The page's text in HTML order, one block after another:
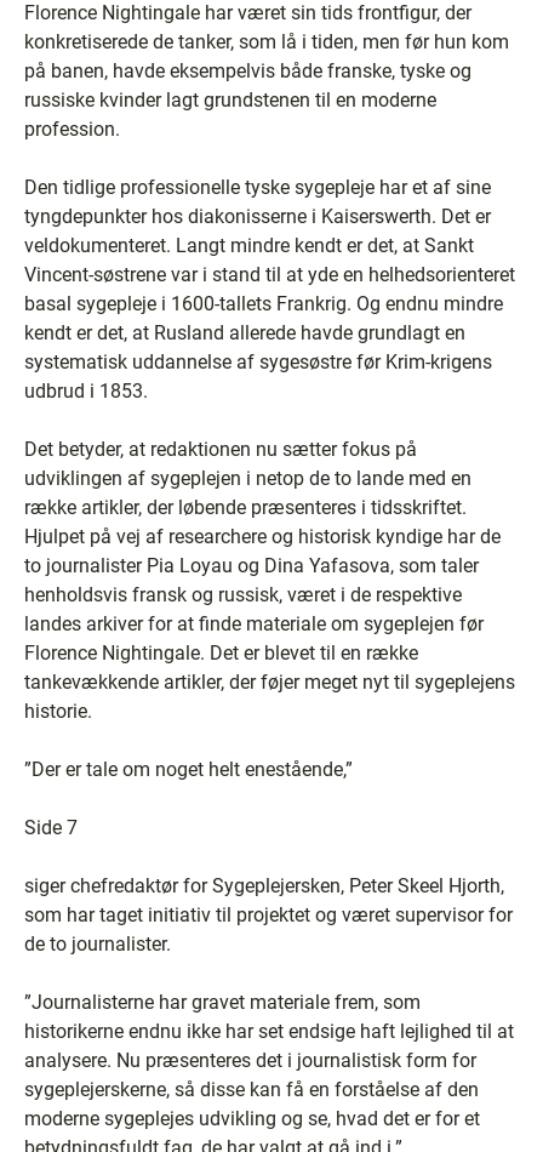
Florence Nightingale har været sin tids frontfigur, der
konkretiserede de tanker, som lå i tiden, men før hun kom
på banen, havde eksempelvis både franske, tyske og
russiske kvinder lagt grundstenen til en moderne
profession.
Den tidlige professionelle tyske sygepleje har et af sine
tyngdepunkter hos diakonisserne i Kaiserswerth. Det er
veldokumenteret. Langt mindre kendt er det, at Sankt
Vincent-søstrene var i stand til at yde en helhedsorienteret
basal sygepleje i 1600-tallets Frankrig. Og endnu mindre
kendt er det, at Rusland allerede havde grundlagt en
systematisk uddannelse af sygesøstre før Krim-krigens
udbrud i 1853.
Det betyder, at redaktionen nu sætter fokus på
udviklingen af sygeplejen i netop de to lande med en
række artikler, der løbende præsenteres i tidsskriftet.
Hjulpet på vej af researchere og historisk kyndige har de
to journalister Pia Loyau og Dina Yafasova, som taler
henholdsvis fransk og russisk, været i de respektive
landes arkiver for at finde materiale om sygeplejen før
Florence Nightingale. Det er blevet til en række
tankevækkende artikler, der føjer meget nyt til sygeplejens
historie.
”Der er tale om noget helt enestående,”
Side 7
siger chefredaktør for Sygeplejersken, Peter Skeel Hjorth,
som har taget initiativ til projektet og været supervisor for
de to journalister.
”Journalisterne har gravet materiale frem, som
historikerne endnu ikke har set endsige haft lejlighed til at
analysere. Nu præsenteres det i journalistisk form for
sygeplejerskerne, så disse kan få en forståelse af den
moderne sygeplejes udvikling og se, hvad det er for et